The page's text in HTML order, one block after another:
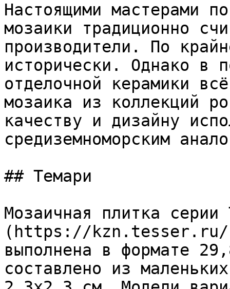
Настоящими мастерами
мозаики традиционно
производители. По
исторически. Однако в
отделочной керамики
мозаика из коллекций
качеству и дизайну
средиземноморским
## Темари
Мозаичная плитка
(https://kzn.tesser.ru/
выполнена в формате
составлено из